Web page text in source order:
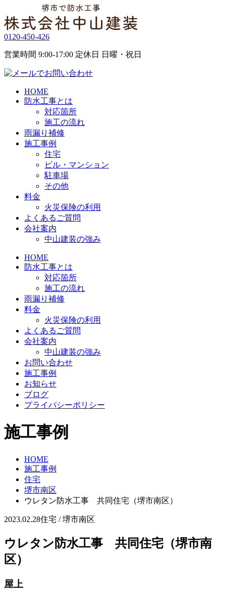
0120-450-426
営業時間 9:00-17:00 定休日 日曜・祝日
HOME
防水工事とは
対応箇所
施工の流れ
雨漏り補修
施工事例
住宅
ビル・マンション
駐車場
その他
料金
火災保険の利用
よくあるご質問
会社案内
中山建装の強み
HOME
防水工事とは
対応箇所
施工の流れ
雨漏り補修
料金
火災保険の利用
よくあるご質問
会社案内
中山建装の強み
お問い合わせ
施工事例
お知らせ
ブログ
プライバシーポリシー
施工事例
HOME
施工事例
住宅
堺市南区
ウレタン防水工事 共同住宅（堺市南区）
2023.02.28住宅 / 堺市南区
ウレタン防水工事 共同住宅（堺市南
区）
屋上